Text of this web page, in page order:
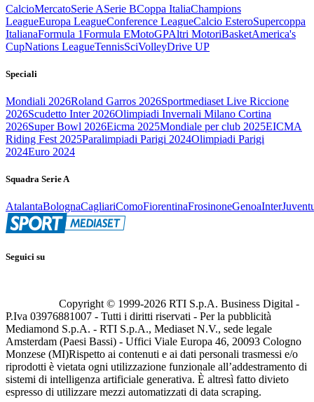
CalcioMercatoSerie ASerie BCoppa ItaliaChampions
LeagueEuropa LeagueConference LeagueCalcio EsteroSupercoppa
ItalianaFormula 1Formula EMotoGPAltri MotoriBasketAmerica's
CupNations LeagueTennisSciVolleyDrive UP
Speciali
Mondiali 2026Roland Garros 2026Sportmediaset Live Riccione
2026Scudetto Inter 2026Olimpiadi Invernali Milano Cortina
2026Super Bowl 2026Eicma 2025Mondiale per club 2025EICMA
Riding Fest 2025Paralimpiadi Parigi 2024Olimpiadi Parigi
2024Euro 2024
Squadra Serie A
AtalantaBolognaCagliariComoFiorentinaFrosinoneGenoaInter
Seguici su
Copyright © 1999-2026 RTI S.p.A. Business Digital -
P.Iva 03976881007 - Tutti i diritti riservati - Per la pubblicità
Mediamond S.p.A. - RTI S.p.A., Mediaset N.V., sede legale
Amsterdam (Paesi Bassi) - Uffici Viale Europa 46, 20093 Cologno
Monzese (MI)Rispetto ai contenuti e ai dati personali trasmessi e/o
riprodotti è vietata ogni utilizzazione funzionale all’addestramento di
sistemi di intelligenza artificiale generativa. È altresì fatto divieto
espresso di utilizzare mezzi automatizzati di data scraping.